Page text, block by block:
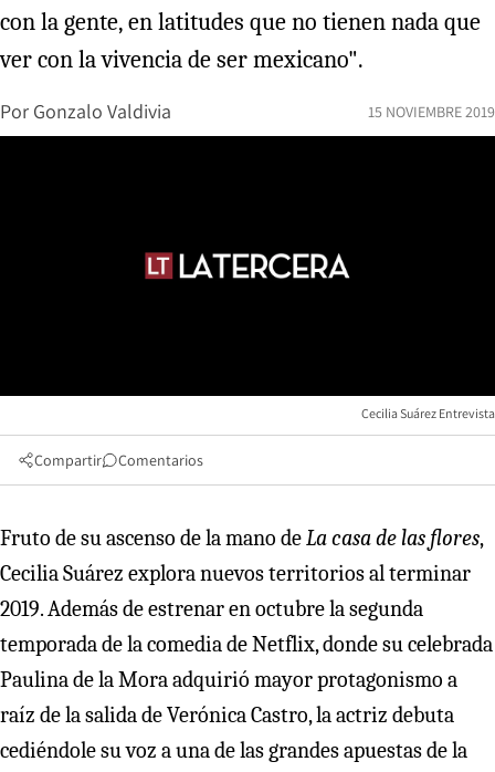
con la gente, en latitudes que no tienen nada que
ver con la vivencia de ser mexicano".
Por Gonzalo Valdivia 15 NOVIEMBRE 2019
Cecilia Suárez Entrevista
Compartir Comentarios
Fruto de su ascenso de la mano deLa casa de las flores,
Cecilia Suárez explora nuevos territorios al terminar
2019. Además de estrenar en octubre la segunda
temporada de la comedia de Netflix, donde su celebrada
Paulina de la Mora adquirió mayor protagonismo a
raíz de la salida de Verónica Castro, la actriz debuta
cediéndole su voz a una de las grandes apuestas de la